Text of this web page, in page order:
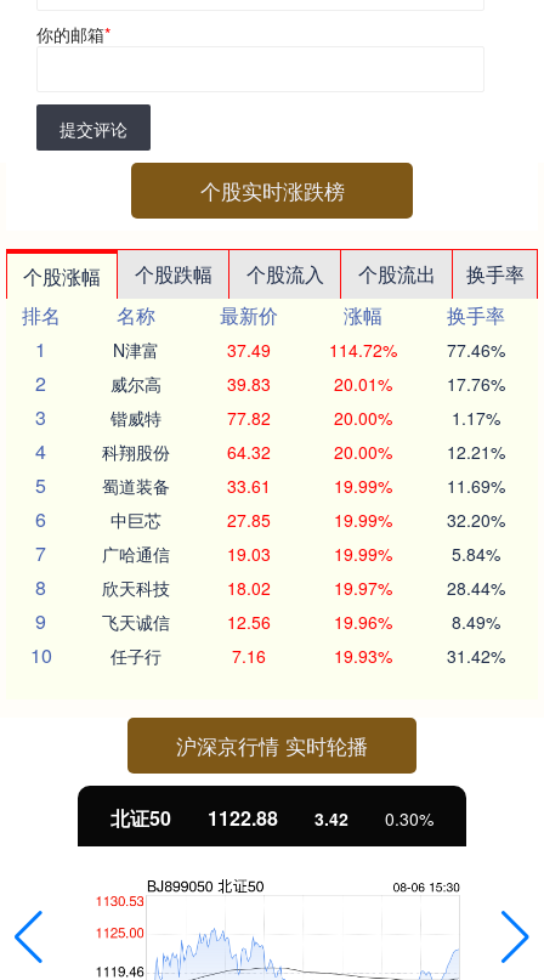
你的邮箱*
提交评论
个股实时涨跌榜
个股涨幅 个股跌幅 个股流入 个股流出
换手率
排名
名称 最新价 涨幅
换手率
1
N津富 37.49 114.72% 77.46%
2 威尔高 39.83 20.01% 17.76%
3 锴威特 77.82 20.00% 1.17%
4 科翔股份 64.32 20.00% 12.21%
5 蜀道装备 33.61 19.99% 11.69%
6 中巨芯 27.85 19.99% 32.20%
7 广哈通信 19.03 19.99% 5.84%
8 欣天科技 18.02 19.97% 28.44%
9 飞天诚信 12.56 19.96% 8.49%
10 任子行 7.16 19.93% 31.42%
沪深京行情 实时轮播
北证50 1122.88 3.42 0.30%